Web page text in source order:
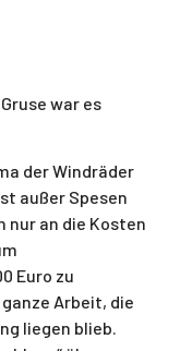
war es
der Windräder
außer Spesen
nur an die Kosten
Euro zu
Arbeit, die
liegen blieb.